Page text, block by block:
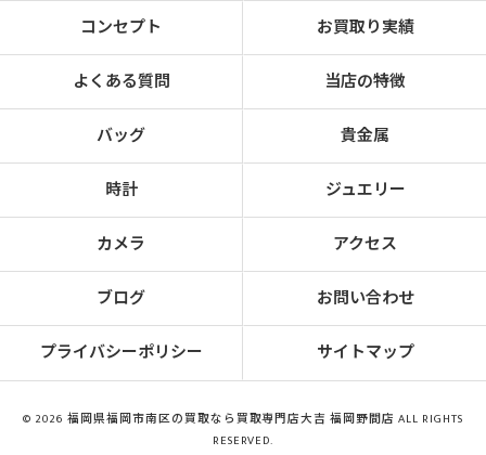
コンセプト
お買取り実績
よくある質問
当店の特徴
バッグ
貴金属
時計
ジュエリー
カメラ
アクセス
ブログ
お問い合わせ
プライバシーポリシー
サイトマップ
© 2026 福岡県福岡市南区の買取なら買取専門店大吉 福岡野間店 ALL RIGHTS
RESERVED.